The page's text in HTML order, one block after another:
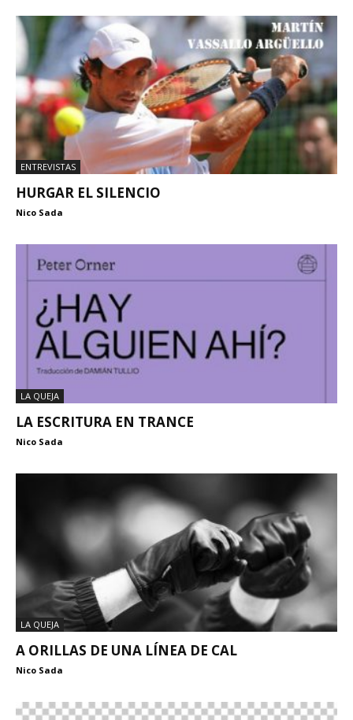
ENTREVISTAS
HURGAR EL SILENCIO
Nico Sada
LA QUEJA
LA ESCRITURA EN TRANCE
Nico Sada
LA QUEJA
A ORILLAS DE UNA LÍNEA DE CAL
Nico Sada